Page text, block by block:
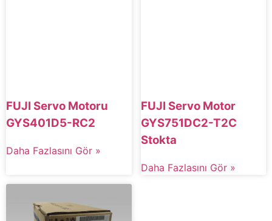
FUJI Servo Motoru
GYS401D5-RC2
Daha Fazlasını Gör »
FUJI Servo Motor
GYS751DC2-T2C
Stokta
Daha Fazlasını Gör »